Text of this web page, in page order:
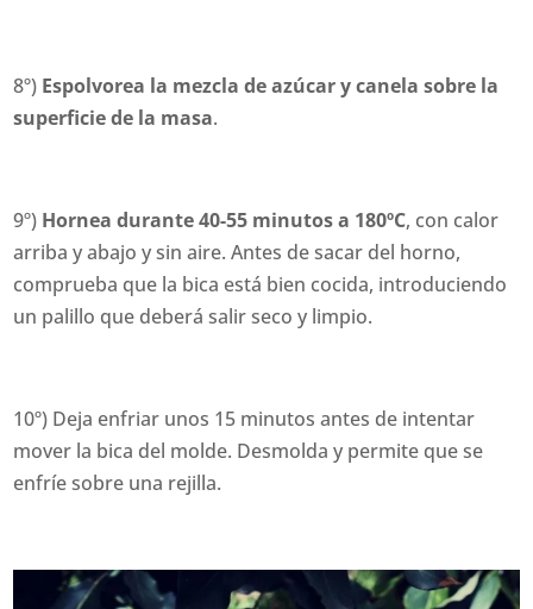
8º) Espolvorea la mezcla de azúcar y canela sobre la
superficie de la masa.
9º) Hornea durante 40-55 minutos a 180ºC, con calor
arriba y abajo y sin aire. Antes de sacar del horno,
comprueba que la bica está bien cocida, introduciendo
un palillo que deberá salir seco y limpio.
10º) Deja enfriar unos 15 minutos antes de intentar
mover la bica del molde. Desmolda y permite que se
enfríe sobre una rejilla.